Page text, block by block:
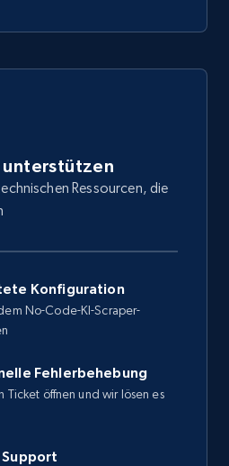
unterstützen
Ressourcen, die
Konfiguration
No-Code-KI-Scraper-
Fehlerbehebung
Ticket öffnen und wir lösen es